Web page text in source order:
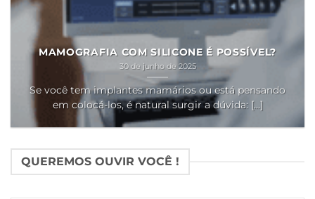
MAMOGRAFIA COM SILICONE É POSSÍVEL?
30 de junho de 2025
Se você tem implantes mamários ou está pensando
em colocá-los, é natural surgir a dúvida: [...]
QUEREMOS OUVIR VOCÊ !